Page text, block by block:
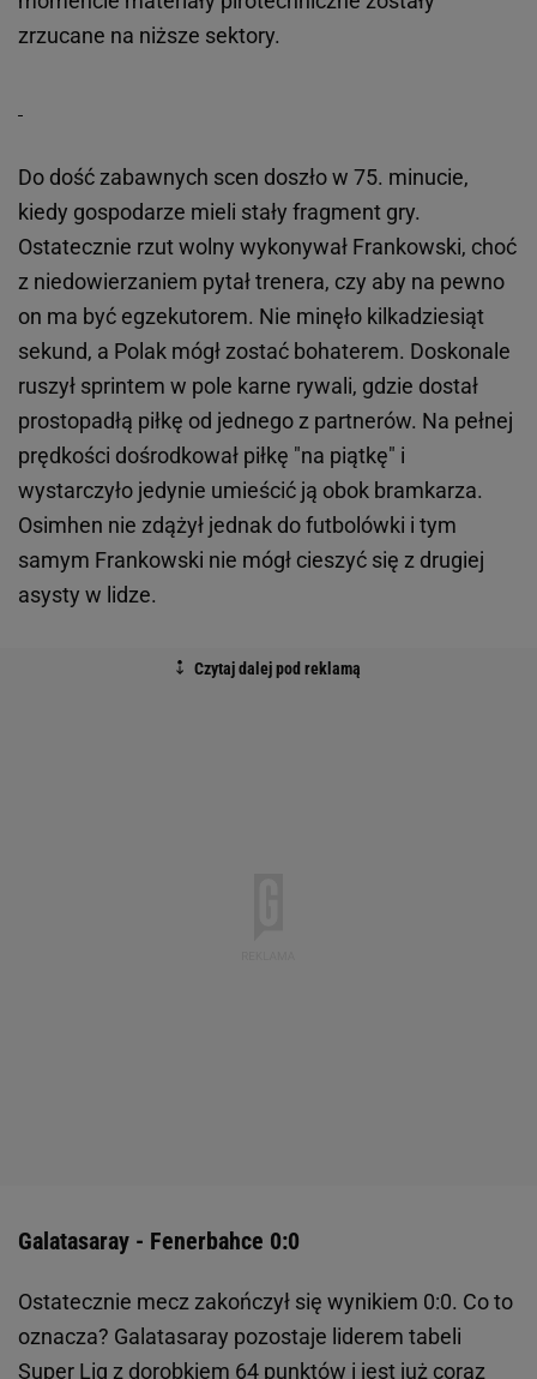
zrzucane na niższe sektory.
Do dość zabawnych scen doszło w 75. minucie,
kiedy gospodarze mieli stały fragment gry.
Ostatecznie rzut wolny wykonywał Frankowski, choć
z niedowierzaniem pytał trenera, czy aby na pewno
on ma być egzekutorem. Nie minęło kilkadziesiąt
sekund, a Polak mógł zostać bohaterem. Doskonale
ruszył sprintem w pole karne rywali, gdzie dostał
prostopadłą piłkę od jednego z partnerów. Na pełnej
prędkości dośrodkował piłkę "na piątkę" i
wystarczyło jedynie umieścić ją obok bramkarza.
Osimhen nie zdążył jednak do futbolówki i tym
samym Frankowski nie mógł cieszyć się z drugiej
asysty w lidze.
Galatasaray - Fenerbahce 0:0
Ostatecznie mecz zakończył się wynikiem 0:0. Co to
oznacza? Galatasaray pozostaje liderem tabeli
Super Lig z dorobkiem 64 punktów i jest już coraz